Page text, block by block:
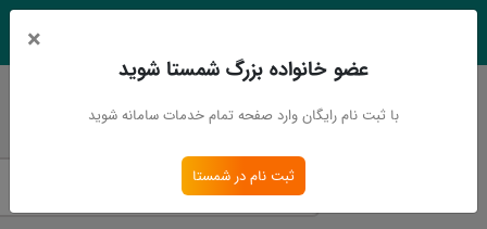
ورود
×
عضو خانواده بزرگ شمستا شوید
با ثبت نام رایگان وارد صفحه تمام خدمات سامانه شوید
ثبت نام در شمستا